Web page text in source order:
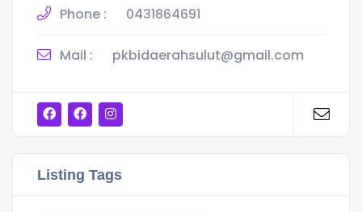
Phone : 0431864691
Mail : pkbidaerahsulut@gmail.com
Listing Tags